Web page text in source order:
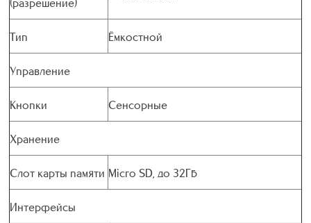
Тип Ёмкостной
Управление
Кнопки Сенсорные
Хранение
Слот карты памяти Micro SD, до 32Гб
Интерфейсы